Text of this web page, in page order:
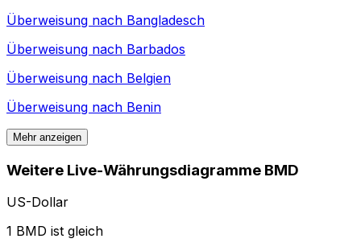
Überweisung nach Bangladesch
Überweisung nach Barbados
Überweisung nach Belgien
Überweisung nach Benin
Mehr anzeigen
Weitere Live-Währungsdiagramme BMD
US-Dollar
1 BMD ist gleich